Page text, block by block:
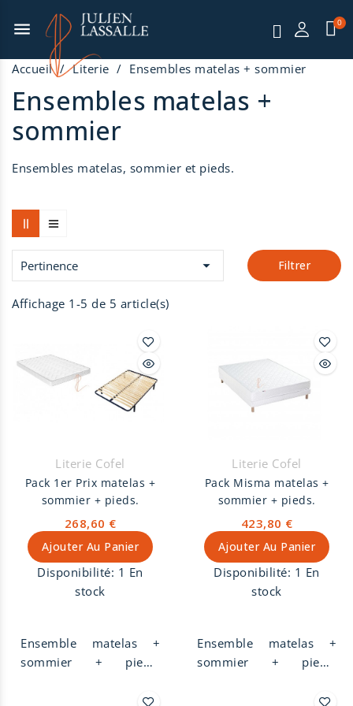
menu
Accueil Literie Ensembles matelas + sommier
Ensembles matelas +
sommier
Ensembles matelas, sommier et pieds.
Pertinence  Filtrer
Affichage 1-5 de 5 article(s)
Literie Cofel
Pack 1er Prix matelas +
sommier + pieds.
268,60 €
Ajouter Au Panier
Disponibilité: 1 En
stock
Ensemble matelas +
sommier + pieds.
mousse polyuréthane
Literie Cofel
Pack Misma matelas +
sommier + pieds.
423,80 €
Ajouter Au Panier
Disponibilité: 1 En
stock
Ensemble matelas +
sommier + pieds.
mousse polyuréthane